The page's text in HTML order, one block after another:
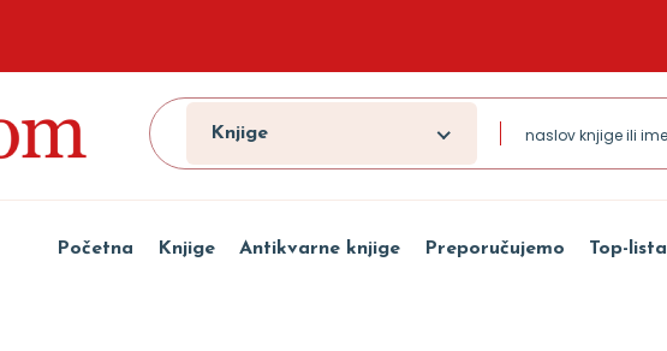
Knjige
Početna Knjige Antikvarne knjige Preporučujemo Top-lista